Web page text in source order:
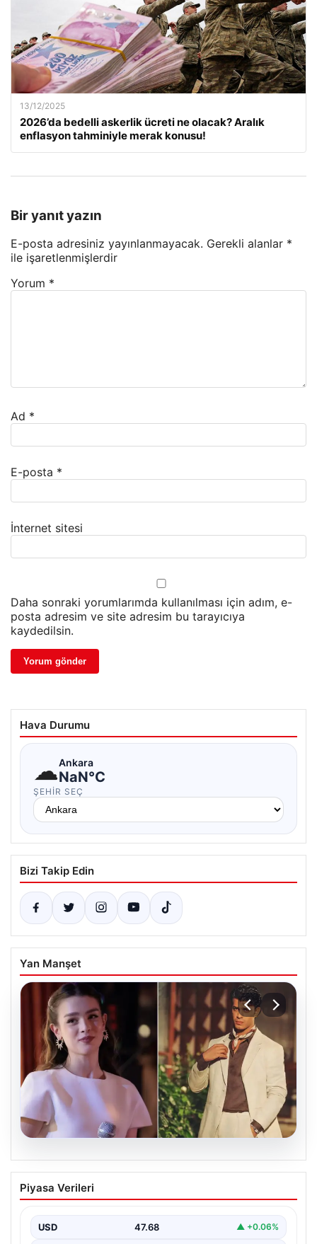
13/12/2025
2026’da bedelli askerlik ücreti ne olacak? Aralık
enflasyon tahminiyle merak konusu!
Bir yanıt yazın
E-posta adresiniz yayınlanmayacak. Gerekli alanlar *
ile işaretlenmişlerdir
Yorum *
Ad *
E-posta *
İnternet sitesi
Daha sonraki yorumlarımda kullanılması için adım, e-
posta adresim ve site adresim bu tarayıcıya
kaydedilsin.
Hava Durumu
☁Ankara
NaN°C
ŞEHIR SEÇ
Bizi Takip Edin
Yan Manşet
‘Yeraltı’ dizisinde şok olay! Babası suç
duyurusunda bulundu: ‘Kızımla reşit
Piyasa Verileri
USD 47.68 ▲ +0.06%